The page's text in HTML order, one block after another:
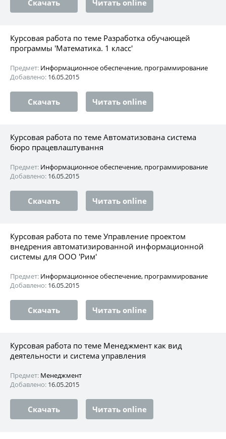
Скачать Читать online
Курсовая работа по теме Разработка обучающей
программы 'Математика. 1 класс'
Предмет: Информационное обеспечение, программирование
Добавлено: 16.05.2015
Скачать Читать online
Курсовая работа по теме Автоматизована система
бюро працевлаштування
Предмет: Информационное обеспечение, программирование
Добавлено: 16.05.2015
Скачать Читать online
Курсовая работа по теме Управление проектом
внедрения автоматизированной информационной
системы для ООО 'Рим'
Предмет: Информационное обеспечение, программирование
Добавлено: 16.05.2015
Скачать Читать online
Курсовая работа по теме Менеджмент как вид
деятельности и система управления
Предмет: Менеджмент
Добавлено: 16.05.2015
Скачать Читать online